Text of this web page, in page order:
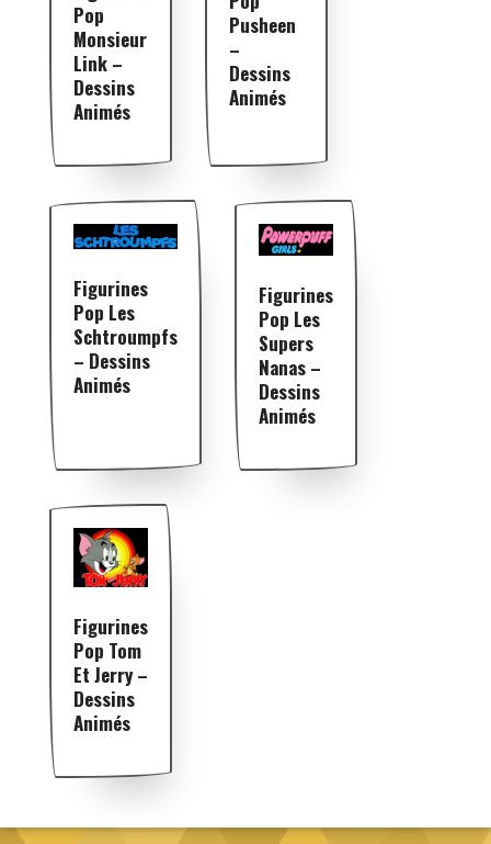
Pop
Monsieur
Link –
Dessins
Animés
Pusheen
–
Dessins
Animés
Figurines
Pop Les
Schtroumpfs
– Dessins
Animés
Figurines
Pop Les
Supers
Nanas –
Dessins
Animés
Figurines
Pop Tom
Et Jerry –
Dessins
Animés